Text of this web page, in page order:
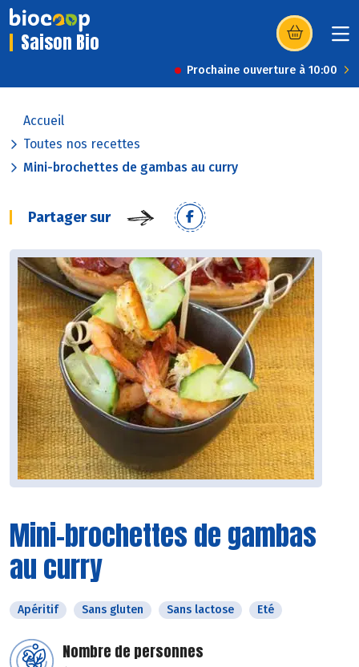
Saison Bio (s’ouvre dans
Prochaine ouverture à 10:00
Accueil
Toutes nos recettes
Mini-brochettes de gambas au curry
Partager sur
Mini-brochettes de gambas
au curry
Apéritif Sans gluten Sans lactose Eté
Nombre de personnes